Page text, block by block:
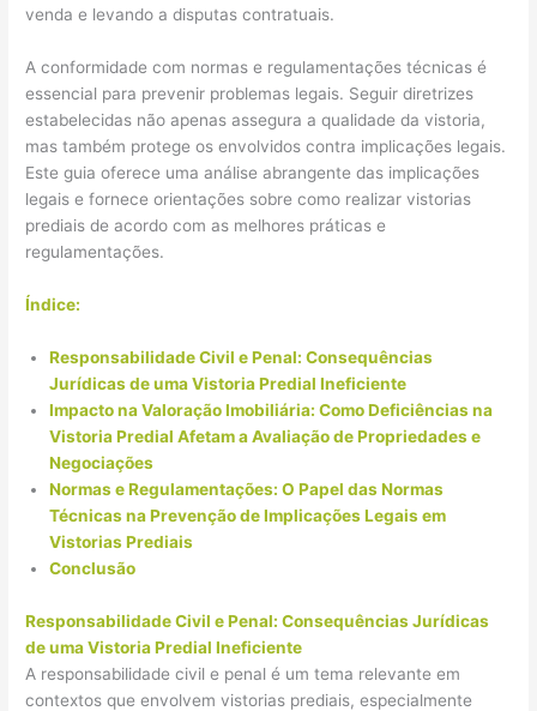
venda e levando a disputas contratuais.
A conformidade com normas e regulamentações técnicas é
essencial para prevenir problemas legais. Seguir diretrizes
estabelecidas não apenas assegura a qualidade da vistoria,
mas também protege os envolvidos contra implicações legais.
Este guia oferece uma análise abrangente das implicações
legais e fornece orientações sobre como realizar vistorias
prediais de acordo com as melhores práticas e
regulamentações.
Índice:
Responsabilidade Civil e Penal: Consequências
Jurídicas de uma Vistoria Predial Ineficiente
Impacto na Valoração Imobiliária: Como Deficiências na
Vistoria Predial Afetam a Avaliação de Propriedades e
Negociações
Normas e Regulamentações: O Papel das Normas
Técnicas na Prevenção de Implicações Legais em
Vistorias Prediais
Conclusão
Responsabilidade Civil e Penal: Consequências Jurídicas
de uma Vistoria Predial Ineficiente
A responsabilidade civil e penal é um tema relevante em
contextos que envolvem vistorias prediais, especialmente